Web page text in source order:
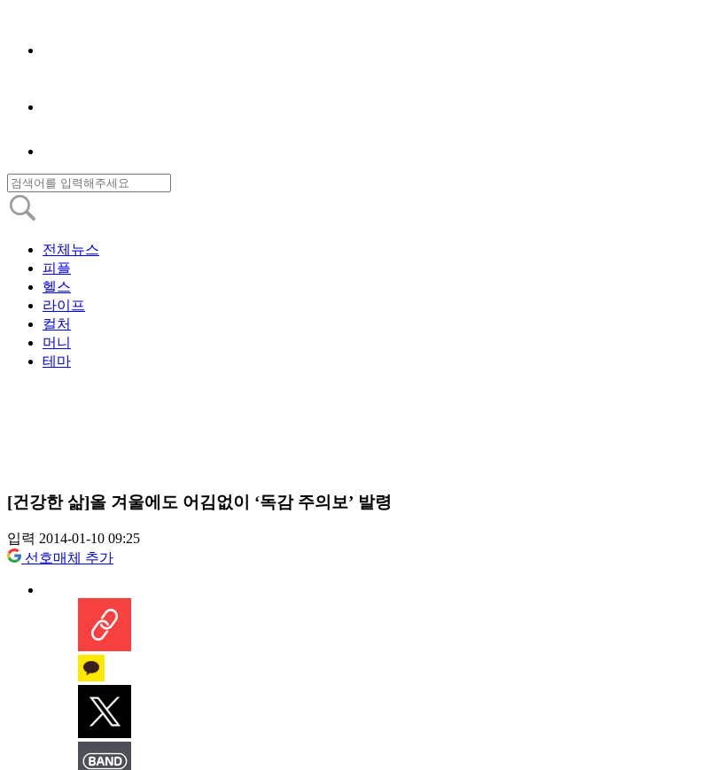
전체뉴스
피플
헬스
라이프
컬처
머니
테마
[건강한 삶]올 겨울에도 어김없이 ‘독감 주의보’ 발령
입력 2014-01-10 09:25
선호매체 추가